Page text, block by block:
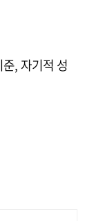
, 자기적 성